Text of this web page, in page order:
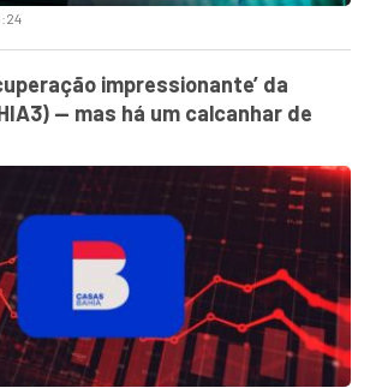
impressionante’ da
— mas há um calcanhar de